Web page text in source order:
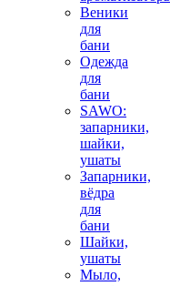
Веники
для
бани
Одежда
для
бани
SAWO:
запарники,
шайки,
ушаты
Запарники,
вёдра
для
бани
Шайки,
ушаты
Мыло,